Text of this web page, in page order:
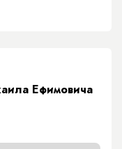
Ефимовича